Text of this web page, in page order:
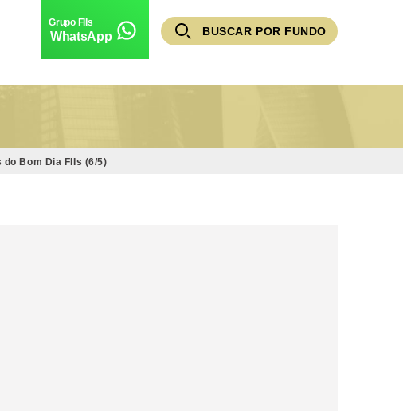
WhatsApp BUSCAR POR FUNDO
do Bom Dia FIIs (6/5)